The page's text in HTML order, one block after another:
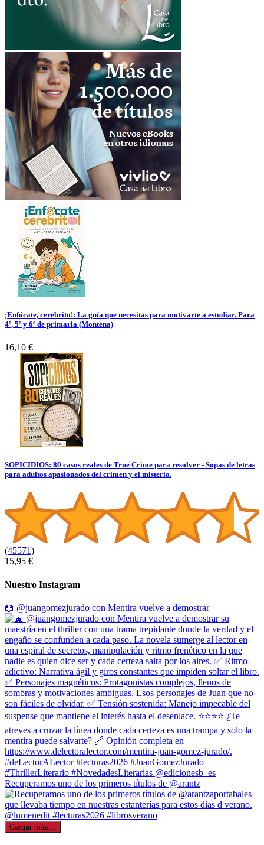
¡Enfócate, cerebrito!: La guía que necesitas para motivarte a estudiar. Para
4º, 5º y 6º de primaria (Montena)
16,10 €
SOPICIDIOS: 80 casos reales de True Crime para resolver - Sopas de letras
para adultos apasionados del crimen y el misterio.
(45571)
15,95 €
Nuestro Instagram
📖 @juangomezjurado con Mentira vuelve a demostrar
Recuperamos uno de los primeros títulos de @arantz
Cargar más...